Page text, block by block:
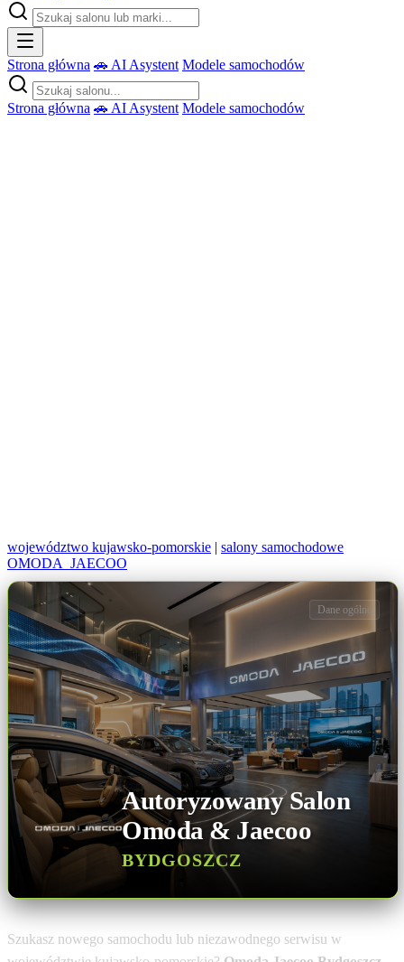
Strona główna 🚗 AI Asystent Modele samochodów
Strona główna 🚗 AI Asystent Modele samochodów
województwo kujawsko-pomorskie | salony samochodowe
OMODA_JAECOO
Autoryzowany Salon
Omoda & Jaecoo
BYDGOSZCZ
Dane ogólne
Szukasz nowego samochodu lub niezawodnego serwisu w